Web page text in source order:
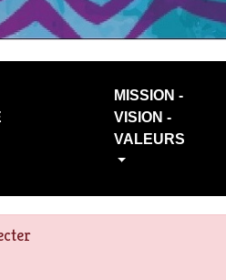
MISSION -
VISION -
VALEURS